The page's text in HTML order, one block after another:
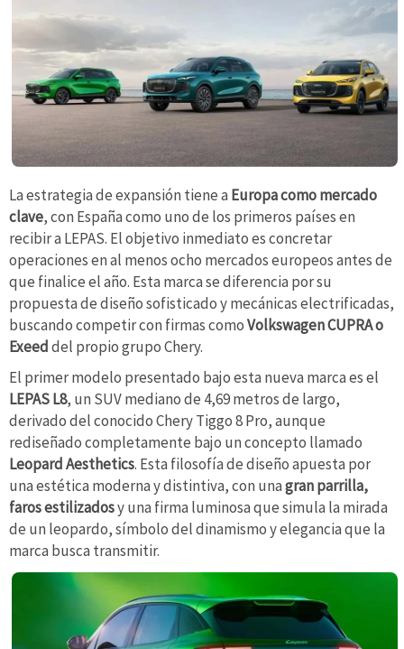
La estrategia de expansión tiene a Europa como mercado
clave, con España como uno de los primeros países en
recibir a LEPAS. El objetivo inmediato es concretar
operaciones en al menos ocho mercados europeos antes de
que finalice el año. Esta marca se diferencia por su
propuesta de diseño sofisticado y mecánicas electrificadas,
buscando competir con firmas comoVolkswagen CUPRA o
Exeeddel propio grupo Chery.
El primer modelo presentado bajo esta nueva marca es el
LEPAS L8, un SUV mediano de 4,69 metros de largo,
derivado del conocido Chery Tiggo 8 Pro, aunque
rediseñado completamente bajo un concepto llamado
Leopard Aesthetics. Esta filosofía de diseño apuesta por
una estética moderna y distintiva, con unagran parrilla,
faros estilizadosy una firma luminosa que simula la mirada
de un leopardo, símbolo del dinamismo y elegancia que la
marca busca transmitir.